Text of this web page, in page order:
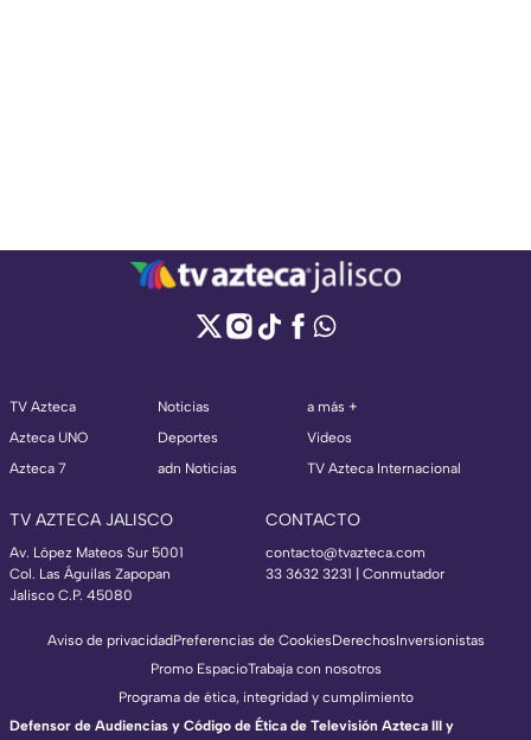
TV Azteca
Azteca UNO
Azteca 7
Noticias
Deportes
adn Noticias
a más +
Videos
TV Azteca Internacional
TV AZTECA JALISCO
Av. López Mateos Sur 5001
Col. Las Águilas Zapopan
Jalisco C.P. 45080
CONTACTO
contacto@tvazteca.com
33 3632 3231 | Conmutador
Aviso de privacidadPreferencias de CookiesDerechosInversionistas
Promo EspacioTrabaja con nosotros
Programa de ética, integridad y cumplimiento
Defensor de Audiencias y Código de Ética de Televisión Azteca III y